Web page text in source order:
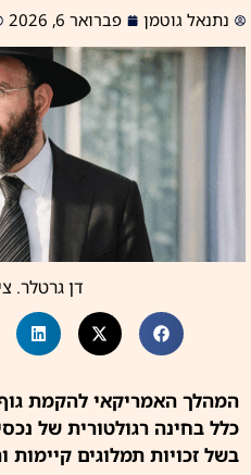
נתנאל גוטמן פברואר 6, 2026
דן גרטלר.
המהלך האמריקאי להקמת
כלל בחינה רגולטורית של
בשל זכויות תמלוגים